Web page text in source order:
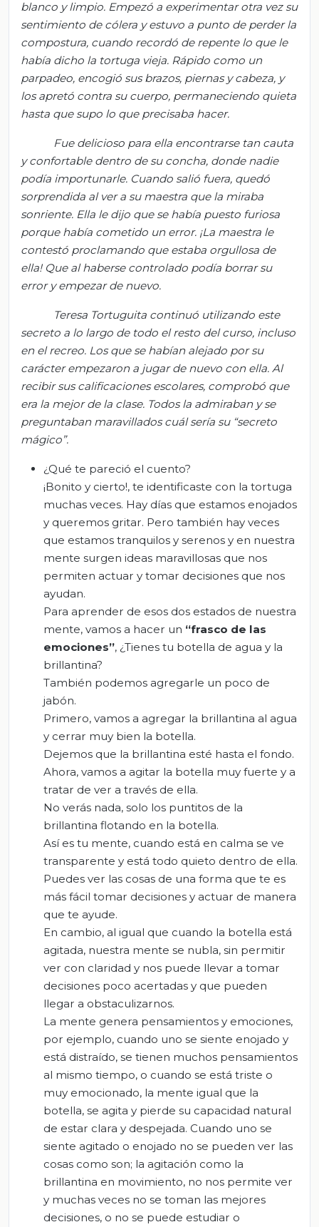
blanco y limpio. Empezó a experimentar otra vez su
sentimiento de cólera y estuvo a punto de perder la
compostura, cuando recordó de repente lo que le
había dicho la tortuga vieja. Rápido como un
parpadeo, encogió sus brazos, piernas y cabeza, y
los apretó contra su cuerpo, permaneciendo quieta
hasta que supo lo que precisaba hacer.
Fue delicioso para ella encontrarse tan cauta
y confortable dentro de su concha, donde nadie
podía importunarle. Cuando salió fuera, quedó
sorprendida al ver a su maestra que la miraba
sonriente. Ella le dijo que se había puesto furiosa
porque había cometido un error. ¡La maestra le
contestó proclamando que estaba orgullosa de
ella! Que al haberse controlado podía borrar su
error y empezar de nuevo.
Teresa Tortuguita continuó utilizando este
secreto a lo largo de todo el resto del curso, incluso
en el recreo. Los que se habían alejado por su
carácter empezaron a jugar de nuevo con ella. Al
recibir sus calificaciones escolares, comprobó que
era la mejor de la clase. Todos la admiraban y se
preguntaban maravillados cuál sería su “secreto
mágico”.
¿Qué te pareció el cuento?
¡Bonito y cierto!, te identificaste con la tortuga
muchas veces. Hay días que estamos enojados
y queremos gritar. Pero también hay veces
que estamos tranquilos y serenos y en nuestra
mente surgen ideas maravillosas que nos
permiten actuar y tomar decisiones que nos
ayudan.
Para aprender de esos dos estados de nuestra
mente, vamos a hacer un “frasco de las
emociones”, ¿Tienes tu botella de agua y la
brillantina?
También podemos agregarle un poco de
jabón.
Primero, vamos a agregar la brillantina al agua
y cerrar muy bien la botella.
Dejemos que la brillantina esté hasta el fondo.
Ahora, vamos a agitar la botella muy fuerte y a
tratar de ver a través de ella.
No verás nada, solo los puntitos de la
brillantina flotando en la botella.
Así es tu mente, cuando está en calma se ve
transparente y está todo quieto dentro de ella.
Puedes ver las cosas de una forma que te es
más fácil tomar decisiones y actuar de manera
que te ayude.
En cambio, al igual que cuando la botella está
agitada, nuestra mente se nubla, sin permitir
ver con claridad y nos puede llevar a tomar
decisiones poco acertadas y que pueden
llegar a obstaculizarnos.
La mente genera pensamientos y emociones,
por ejemplo, cuando uno se siente enojado y
está distraído, se tienen muchos pensamientos
al mismo tiempo, o cuando se está triste o
muy emocionado, la mente igual que la
botella, se agita y pierde su capacidad natural
de estar clara y despejada. Cuando uno se
siente agitado o enojado no se pueden ver las
cosas como son; la agitación como la
brillantina en movimiento, no nos permite ver
y muchas veces no se toman las mejores
decisiones, o no se puede estudiar o